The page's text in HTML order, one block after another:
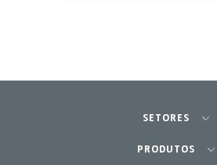
SETORES
Agricultura - Horta
PRODUTOS